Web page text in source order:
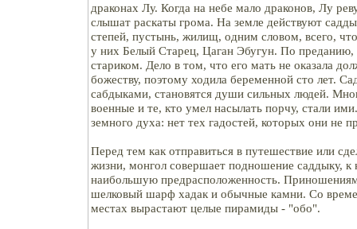
драконах Лу. Когда на небе мало драконов, Лу
слышат раскаты грома. На земле действуют
степей, пустынь, жилищ, одним словом, всего,
у них Белый Старец, Цаган Эбугун. По преданию,
стариком. Дело в том, что его мать не оказала
божеству, поэтому ходила беременной сто лет.
сабдыками, становятся души сильных людей.
военные и те, кто умел насылать порчу, стали
земного духа: нет тех гадостей, которых они не
Перед тем как отправиться в путешествие или
жизни, монгол совершает подношение саддыку, к
наибольшую предрасположенность.
шелковый шарф хадак и обычные камни. Со
местах вырастают целые пирамиды - "обо".